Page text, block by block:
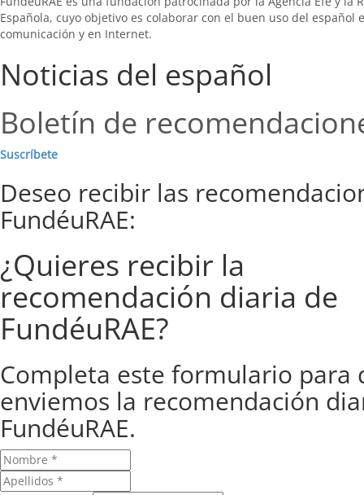
Española, cuyo objetivo es colaborar con el buen uso del español
comunicación y en Internet.
Noticias del español
Boletín de
Suscríbete
Deseo recibir las
FundéuRAE:
¿Quieres recibir la
recomendación diaria de
FundéuRAE?
Completa este formulario para
enviemos la recomendación
FundéuRAE.